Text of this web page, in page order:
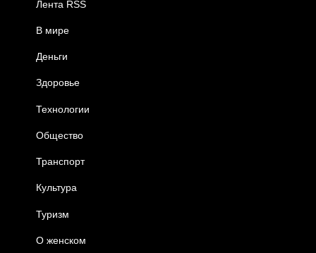
Лента RSS
В мире
Деньги
Здоровье
Технологии
Общество
Транспорт
Культура
Туризм
О женском